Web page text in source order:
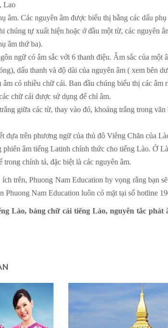
Lao
âm. Các nguyên âm được biểu thị bằng các dấu
chúng tự xuất hiện hoặc ở đầu một từ, các nguyên
âm thứ ba).
ngữ có âm sắc với 6 thanh điệu. Âm sắc của
dấu thanh và độ dài của nguyên âm ( xem bên
có nhiều chữ cái. Ban đầu chúng biểu thị các âm
chữ cái được sử dụng để chỉ âm.
giữa các từ, thay vào đó, khoảng trắng trong
dựa trên phương ngữ của thủ đô Viêng Chăn của
phiên âm tiếng Latinh chính thức cho tiếng Lào. Ở
trong chính tả, đặc biệt là các nguyên âm.
trên, Phuong Nam Education hy vọng rằng bạn
Phuong Nam Education luôn có mặt tại số hotline
Lào, bảng chữ cái tiếng Lào, nguyên tắc